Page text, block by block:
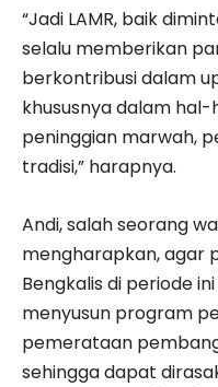
“Jadi LAMR, baik
selalu memberikan
berkontribusi dalam
khususnya dalam
peninggian marwah,
tradisi,” harapnya.
Andi, salah seorang
mengharapkan, agar
Bengkalis di periode
menyusun program
pemerataan
sehingga dapat